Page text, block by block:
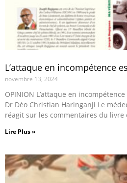
L’attaque en incompétence
novembre 13, 2024
OPINION L’attaque en
Dr Déo Christian Haringanji Le
réagit sur les commentaires du livre
Lire Plus »